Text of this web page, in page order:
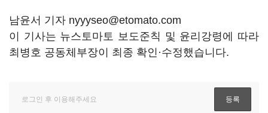
남윤서 기자 nyyyseo@etomato.com
이 기사는 뉴스토마토 보도준칙 및 윤리강령에 따라
최병호 공동체부장이 최종 확인·수정했습니다.